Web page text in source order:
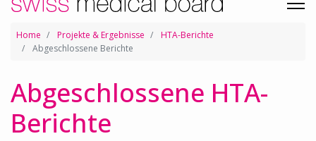
Home Projekte & Ergebnisse
HTA-Berichte
Abgeschlossene Berichte
Abgeschlossene HTA-
Berichte